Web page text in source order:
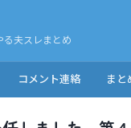
夫スレまとめ
コメント連絡 まと